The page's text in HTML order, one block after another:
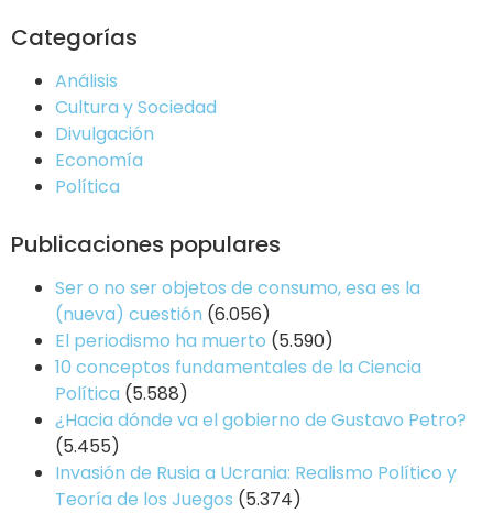
Categorías
Análisis
Cultura y Sociedad
Divulgación
Economía
Política
Publicaciones populares
Ser o no ser objetos de consumo, esa es la
(nueva) cuestión (6.056)
El periodismo ha muerto (5.590)
10 conceptos fundamentales de la Ciencia
Política (5.588)
¿Hacia dónde va el gobierno de Gustavo Petro?
(5.455)
Invasión de Rusia a Ucrania: Realismo Político y
Teoría de los Juegos (5.374)